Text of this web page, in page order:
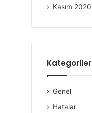
Kasım 2020
Kategoriler
Genel
Hatalar